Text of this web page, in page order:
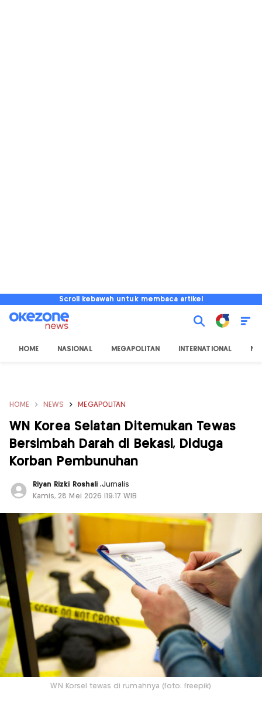
Scroll kebawah untuk membaca artikel
HOME NASIONAL MEGAPOLITAN INTERNATIONAL
HOME NEWS MEGAPOLITAN
WN Korea Selatan Ditemukan Tewas
Bersimbah Darah di Bekasi, Diduga
Korban Pembunuhan
Riyan Rizki Roshali ,Jurnalis
Kamis, 28 Mei 2026 |19:17 WIB
WN Korsel tewas di rumahnya (foto: freepik)